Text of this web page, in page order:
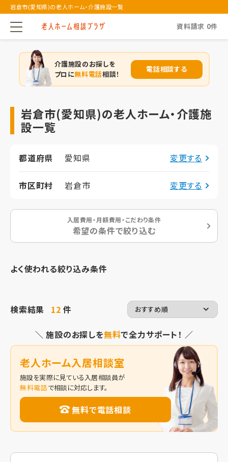
岩倉市(愛知県)の老人ホーム・介護施設一覧
資料請求 0件
介護施設のお探しを
プロに無料電話相談！
電話相談する
岩倉市(愛知県)の老人ホーム・介護施
設一覧
都道府県 愛知県 変更する
市区町村 岩倉市 変更する
入居費用・月額費用・こだわり条件
希望の条件で絞り込む
よく使われる絞り込み条件
検索結果 12件
＼ 施設のお探しを無料で全力サポート！ ／
老人ホーム入居相談室
施設を実際に見ている入居相談員が
無料電話で相談に対応します。
無料で電話相談